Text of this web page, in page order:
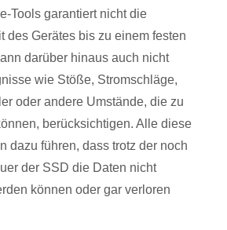
Tools garantiert nicht die
des Gerätes bis zu einem festen
darüber hinaus auch nicht
wie Stöße, Stromschläge,
oder andere Umstände, die zu
berücksichtigen. Alle diese
dazu führen, dass trotz der noch
der SSD die Daten nicht
können oder gar verloren